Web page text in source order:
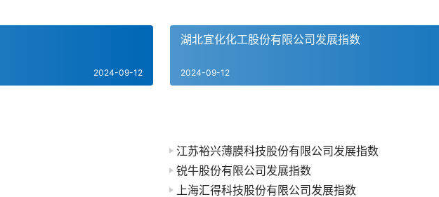
2024-09-12
湖北宜化化工股份有限公司发展指数
2024-09-12
江苏裕兴薄膜科技股份有限公司发展指数
锐牛股份有限公司发展指数
上海汇得科技股份有限公司发展指数